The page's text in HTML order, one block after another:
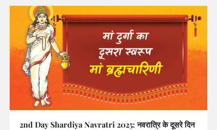
2nd Day Shardiya Navratri 2025: नवरात्रि के दूसरे दिन